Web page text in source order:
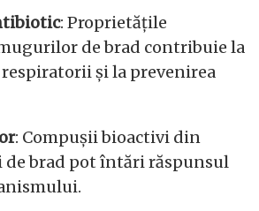
: Proprietățile
de brad contribuie la
și la prevenirea
: Compușii bioactivi din
brad pot întări răspunsul